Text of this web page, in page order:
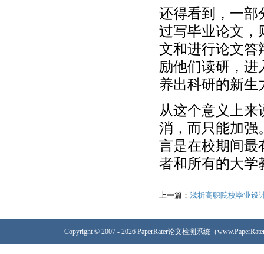
还得看到，一部
过写毕业论文，
文和进行论文答
励他们读研，
养出科研的新生
从这个意义上
消，而只能加强
言是在校期间最
者和所有的大学
上一篇： 浅析高职院校毕业设
Copyright © 2007 - 2026 PaperRater论文检测系统（